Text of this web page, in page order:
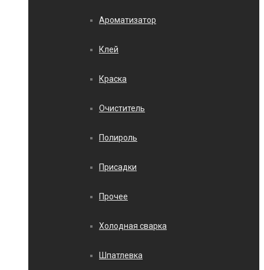
Ароматизатор
Клей
Краска
Очиститель
Полироль
Присадки
Прочее
Холодная сварка
Шпатлевка